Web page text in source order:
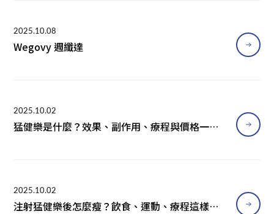
2025.10.08
Wegovy 週纖達
2025.10.02
猛健樂是什麼？效果、副作用、療程與價格一次
2025.10.02
注射猛健樂後怎麼瘦？飲食、運動、療程這樣搭